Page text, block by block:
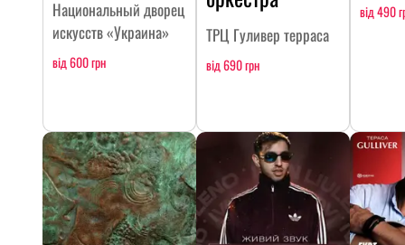
Национальный дворец
искусств «Украина»
від 600 грн
ТРЦ Гуливер терраса
від 690 грн
від 490